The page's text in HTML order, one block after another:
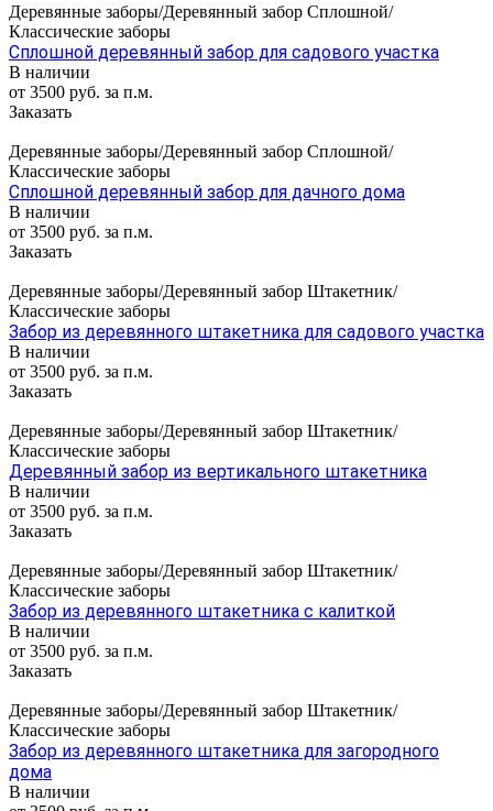
Деревянные заборы/Деревянный забор Сплошной/
Классические заборы
Сплошной деревянный забор для садового участка
В наличии
от 3500 руб. за п.м.
Заказать
Деревянные заборы/Деревянный забор Сплошной/
Классические заборы
Сплошной деревянный забор для дачного дома
В наличии
от 3500 руб. за п.м.
Заказать
Деревянные заборы/Деревянный забор Штакетник/
Классические заборы
Забор из деревянного штакетника для садового участка
В наличии
от 3500 руб. за п.м.
Заказать
Деревянные заборы/Деревянный забор Штакетник/
Классические заборы
Деревянный забор из вертикального штакетника
В наличии
от 3500 руб. за п.м.
Заказать
Деревянные заборы/Деревянный забор Штакетник/
Классические заборы
Забор из деревянного штакетника с калиткой
В наличии
от 3500 руб. за п.м.
Заказать
Деревянные заборы/Деревянный забор Штакетник/
Классические заборы
Забор из деревянного штакетника для загородного
дома
В наличии